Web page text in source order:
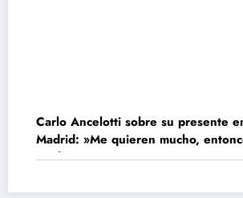
Carlo Ancelotti sobre su presente
Madrid: »Me quieren mucho,
cambiar»